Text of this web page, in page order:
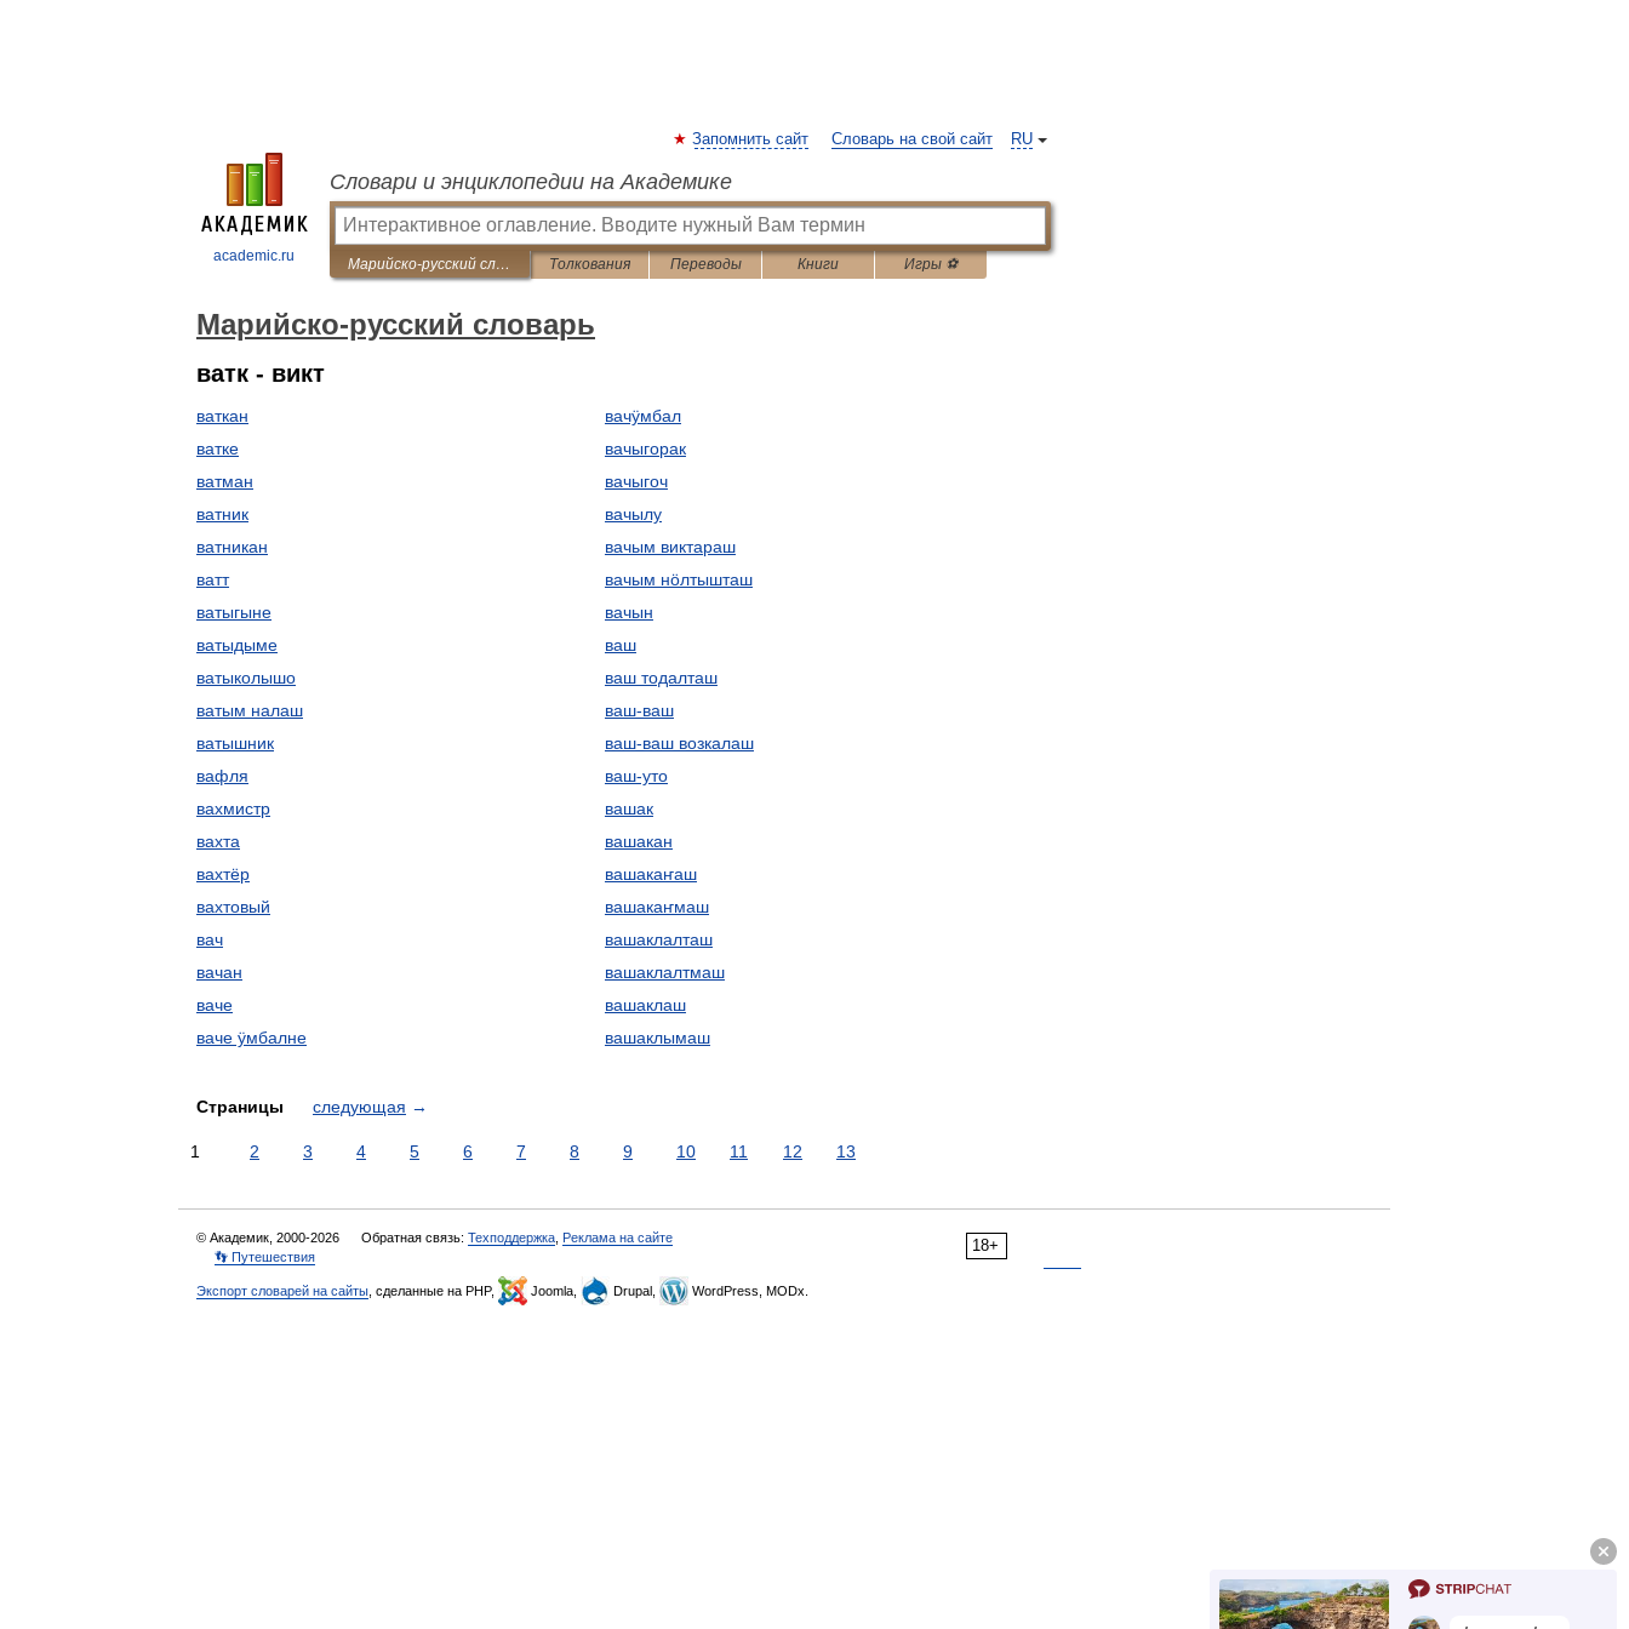
academic.ru
RU
Запомнить сайт Словарь на свой сайт
Словари и энциклопедии на Академике
Марийско-русский словарь Толкования Переводы Книги Игры ⚽
Марийско-русский словарь
ватк - викт
ваткан
ватке
ватман
ватник
ватникан
ватт
ватыгыне
ватыдыме
ватыколышо
ватым налаш
ватышник
вафля
вахмистр
вахта
вахтёр
вахтовый
вач
вачан
ваче
ваче ӱмбалне
вачӱмбал
вачыгорак
вачыгоч
вачылу
вачым виктараш
вачым нӧлтышташ
вачын
ваш
ваш тодалташ
ваш-ваш
ваш-ваш возкалаш
ваш-уто
вашак
вашакан
вашакаҥаш
вашакаҥмаш
вашаклалташ
вашаклалтмаш
вашаклаш
вашаклымаш
Страницы следующая →
1 2 3 4 5 6 7 8 9 10 11 12 13
18+
© Академик, 2000-2026 Обратная связь: Техподдержка Реклама на сайте
👣 Путешествия
Экспорт словарей на сайты , сделанные на PHP, Joomla, Drupal, WordPress, MODx.